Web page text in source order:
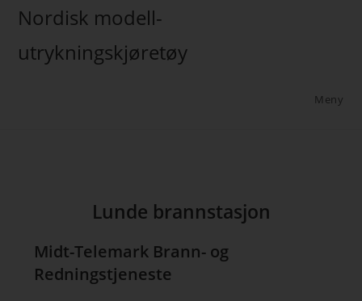
Nordisk modell-
utrykningskjøretøy
Meny
Lunde brannstasjon
Midt-Telemark Brann- og
Redningstjeneste